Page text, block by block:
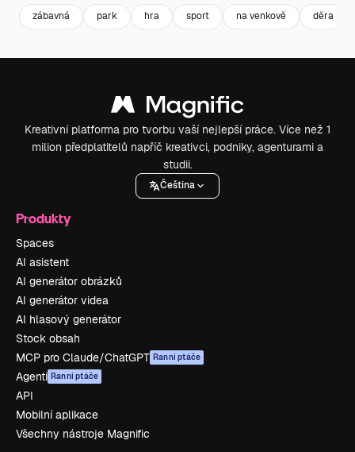
zábavná park hra sport na venkově děra
Kreativní platforma pro tvorbu vaší nejlepší práce. Více než 1
milion předplatitelů napříč kreativci, podniky, agenturami a
studii.
Čeština
Produkty
Spaces
AI asistent
AI generátor obrázků
AI generátor videa
AI hlasový generátor
Stock obsah
MCP pro Claude/ChatGPT Ranní ptáče
Agenti Ranní ptáče
API
Mobilní aplikace
Všechny nástroje Magnific